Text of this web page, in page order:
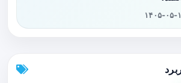
۰۵-۱۷